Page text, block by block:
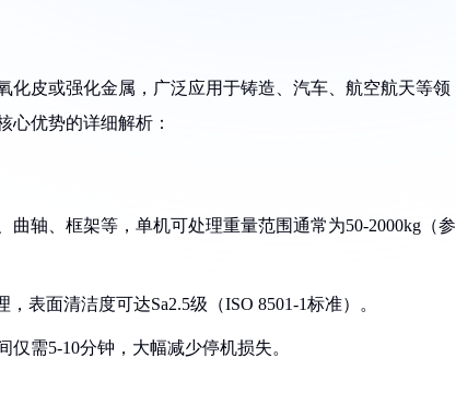
化皮或强化金属，广泛应用于铸造、汽车、航空航天等领
心优势的详细解析：
轴、框架等，单机可处理重量范围通常为50-2000kg（参
表面清洁度可达Sa2.5级（ISO 8501-1标准）。
需5-10分钟，大幅减少停机损失。